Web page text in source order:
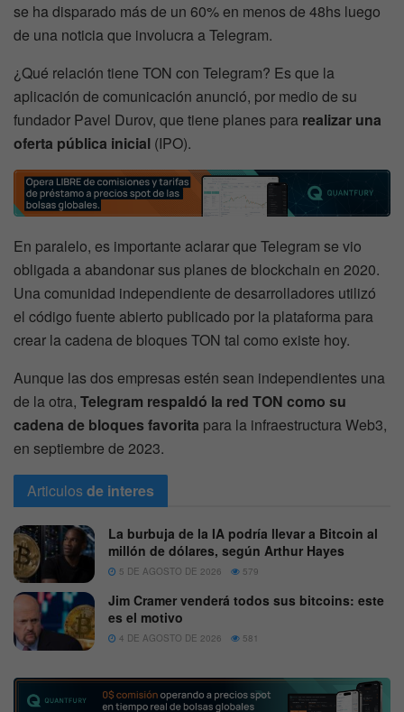
se ha disparado más de un 60% en menos de 48hs luego
de una noticia que involucra a Telegram.
¿Qué relación tiene TON con Telegram? Es que la
aplicación de comunicación anunció, por medio de su
fundador Pavel Durov, que tiene planes para realizar una
oferta pública inicial (IPO).
En paralelo, es importante aclarar que Telegram se vio
obligada a abandonar sus planes de blockchain en 2020.
Una comunidad independiente de desarrolladores utilizó
el código fuente abierto publicado por la plataforma para
crear la cadena de bloques TON tal como existe hoy.
Aunque las dos empresas estén sean independientes una
de la otra, Telegram respaldó la red TON como su
cadena de bloques favorita para la infraestructura Web3,
en septiembre de 2023.
Articulosde interes
La burbuja de la IA podría llevar a Bitcoin al
millón de dólares, según Arthur Hayes
5 DE AGOSTO DE 2026 579
Jim Cramer venderá todos sus bitcoins: este
es el motivo
4 DE AGOSTO DE 2026 581